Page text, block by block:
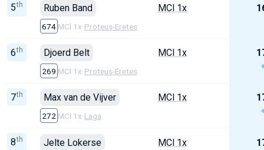
5th Ruben Band
674 MCl 1x·Proteus-Eretes
MCl 1x
6th Djoerd Belt
269 MCl 1x·Proteus-Eretes
MCl 1x
7th Max van de Vijver
272 MCl 1x·Laga
MCl 1x
8th Jelte Lokerse MCl 1x